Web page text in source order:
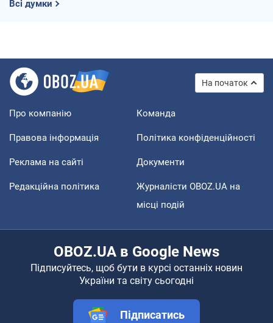
Всі думки
На початок
Про компанію Команда
Правова інформація Політика конфіденційності
Реклама на сайті Документи
Редакційна політика
Журналісти OBOZ.UA на
місці подій
OBOZ.UA в Google News
Підписуйтесь, щоб бути в курсі останніх новин
України та світу сьогодні
Підписатись